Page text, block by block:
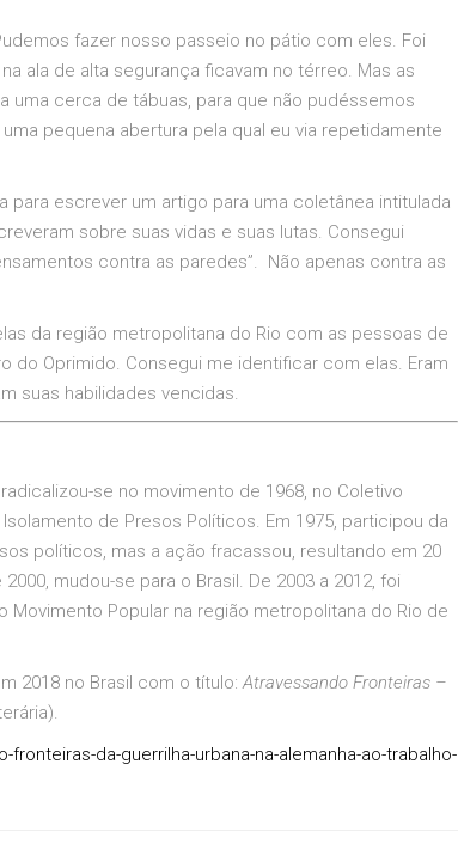
fazer nosso passeio no pátio com eles. Foi
ala de alta segurança ficavam no térreo. Mas as
uma cerca de tábuas, para que não pudéssemos
pequena abertura pela qual eu via repetidamente
escrever um artigo para uma coletânea intitulada
sobre suas vidas e suas lutas. Consegui
contra as paredes”. Não apenas contra as
da região metropolitana do Rio com as pessoas de
do Oprimido. Consegui me identificar com elas. Eram
suas habilidades vencidas.
se no movimento de 1968, no Coletivo
de Presos Políticos. Em 1975, participou da
políticos, mas a ação fracassou, resultando em 20
mudou-se para o Brasil. De 2003 a 2012, foi
Popular na região metropolitana do Rio de
2018 no Brasil com o título:Atravessando Fronteiras –
da-guerrilha-urbana-na-alemanha-ao-trabalho-